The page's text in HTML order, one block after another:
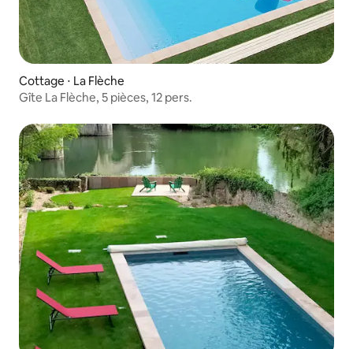
Cottage ⋅ La Flèche
Gîte La Flèche, 5 pièces, 12 pers.